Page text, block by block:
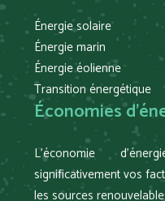
Énergie solaire
Énergie marin
Énergie éolienne
Transition énergétique
Économies
L’économie
significativement vos
les sources